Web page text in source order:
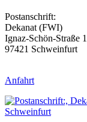
Postanschrift:
Dekanat (FWI)
Ignaz-Schön-Straße
97421 Schweinfurt
Anfahrt